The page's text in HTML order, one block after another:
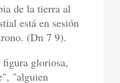
de la tierra al
está en sesión
(Dn 7 9).
figura gloriosa,
"alguien